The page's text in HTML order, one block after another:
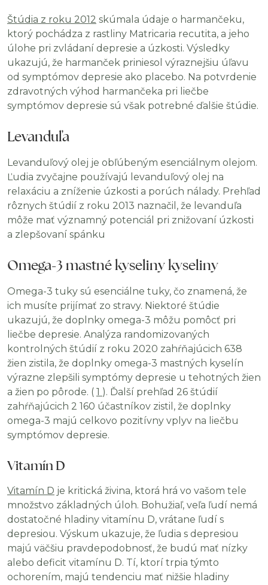
Štúdia z roku 2012 skúmala údaje o harmančeku,
ktorý pochádza z rastliny Matricaria recutita, a jeho
úlohe pri zvládaní depresie a úzkosti. Výsledky
ukazujú, že harmanček priniesol výraznejšiu úľavu
od symptómov depresie ako placebo. Na potvrdenie
zdravotných výhod harmančeka pri liečbe
symptómov depresie sú však potrebné ďalšie štúdie.
Levanduľa
Levanduľový olej je obľúbeným esenciálnym olejom.
Ľudia zvyčajne používajú levanduľový olej na
relaxáciu a zníženie úzkosti a porúch nálady. Prehľad
rôznych štúdií z roku 2013 naznačil, že levanduľa
môže mať významný potenciál pri znižovaní úzkosti
a zlepšovaní spánku
Omega-3 mastné kyseliny kyseliny
Omega-3 tuky sú esenciálne tuky, čo znamená, že
ich musíte prijímať zo stravy. Niektoré štúdie
ukazujú, že doplnky omega-3 môžu pomôcť pri
liečbe depresie. Analýza randomizovaných
kontrolných štúdií z roku 2020 zahŕňajúcich 638
žien zistila, že doplnky omega-3 mastných kyselín
výrazne zlepšili symptómy depresie u tehotných žien
a žien po pôrode. ( 1 ). Ďalší prehľad 26 štúdií
zahŕňajúcich 2 160 účastníkov zistil, že doplnky
omega-3 majú celkovo pozitívny vplyv na liečbu
symptómov depresie.
Vitamín D
Vitamín D je kritická živina, ktorá hrá vo vašom tele
množstvo základných úloh. Bohužiaľ, veľa ľudí nemá
dostatočné hladiny vitamínu D, vrátane ľudí s
depresiou. Výskum ukazuje, že ľudia s depresiou
majú väčšiu pravdepodobnosť, že budú mať nízky
alebo deficit vitamínu D. Tí, ktorí trpia týmto
ochorením, majú tendenciu mať nižšie hladiny